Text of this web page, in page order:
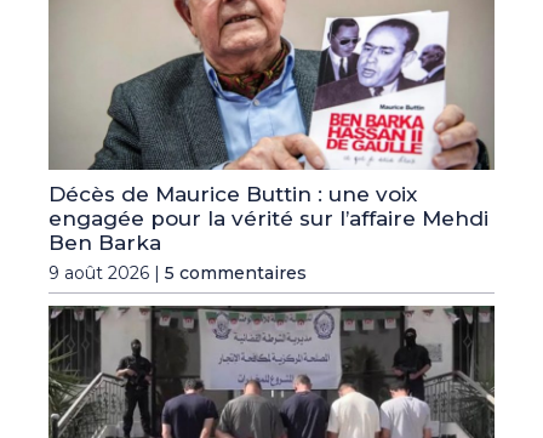
Décès de Maurice Buttin : une voix
engagée pour la vérité sur l’affaire Mehdi
Ben Barka
9 août 2026 | 5 commentaires